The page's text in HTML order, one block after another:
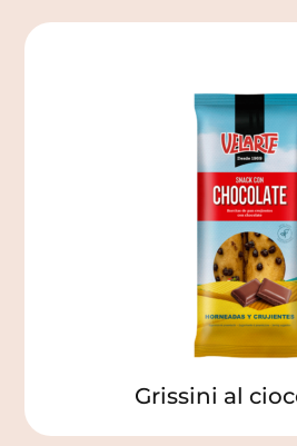
Grissini al